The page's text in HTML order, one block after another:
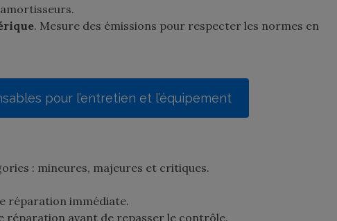
. Mesure des émissions pour respecter les normes en
pour l’entretien et l’équipement
: mineures, majeures et critiques.
réparation immédiate.
réparation avant de repasser le contrôle.